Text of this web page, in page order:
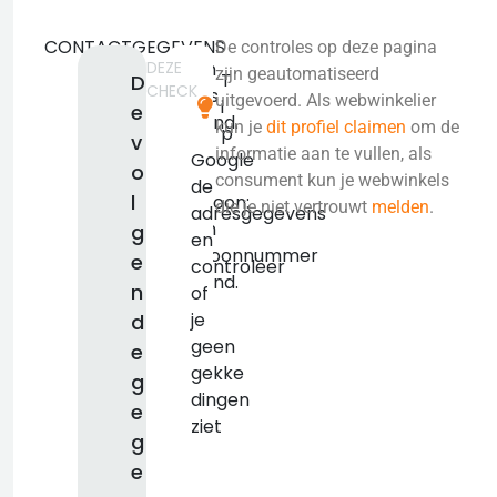
CONTACTGEGEVENS
D
e
v
o
l
g
e
n
d
e
g
e
g
e
Geen
adres
bekend.
KVK:
false
Telefoon:
Geen
telefoonnummer
bekend.
T
i
p
Google
de
adresgegevens
en
controleer
of
je
geen
gekke
dingen
ziet
DEZE
CHECK
De controles op deze pagina
zijn geautomatiseerd
uitgevoerd. Als webwinkelier
kun je dit profiel claimen om de
informatie aan te vullen, als
consument kun je webwinkels
die je niet vertrouwt melden.